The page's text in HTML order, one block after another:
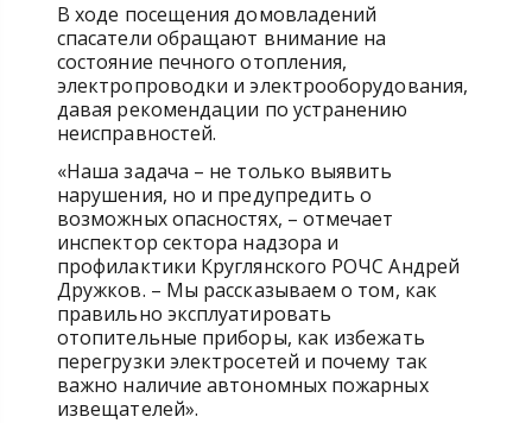
В ходе посещения домовладений
спасатели обращают внимание на
состояние печного отопления,
электропроводки и электрооборудования,
давая рекомендации по устранению
неисправностей.
«Наша задача – не только выявить
нарушения, но и предупредить о
возможных опасностях, – отмечает
инспектор сектора надзора и
профилактики Круглянского РОЧС Андрей
Дружков. – Мы рассказываем о том, как
правильно эксплуатировать
отопительные приборы, как избежать
перегрузки электросетей и почему так
важно наличие автономных пожарных
извещателей».